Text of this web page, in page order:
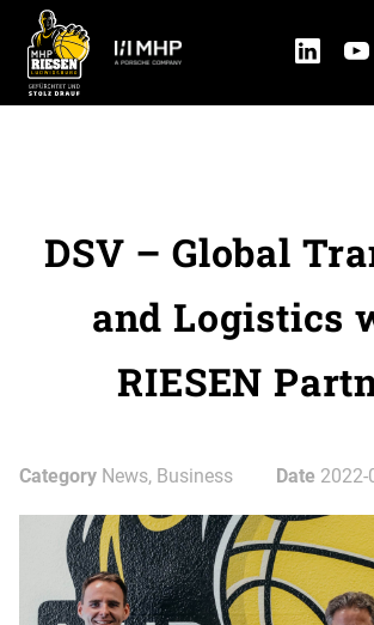
DSV – Global
and Logistics
RIESEN
Category News, Business Date 2022-